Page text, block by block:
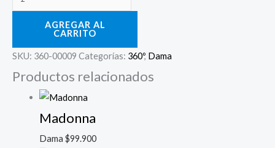
AGREGAR AL
CARRITO
SKU: 360-00009 Categorías: 360º, Dama
Productos relacionados
Madonna
Dama $99.900